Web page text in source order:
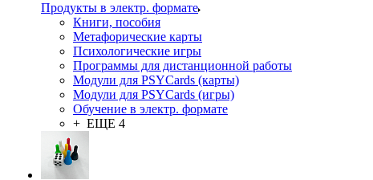
Продукты в электр. формате
Книги, пособия
Метафорические карты
Психологические игры
Программы для дистанционной работы
Модули для PSYCards (карты)
Модули для PSYCards (игры)
Обучение в электр. формате
+ ЕЩЕ 4